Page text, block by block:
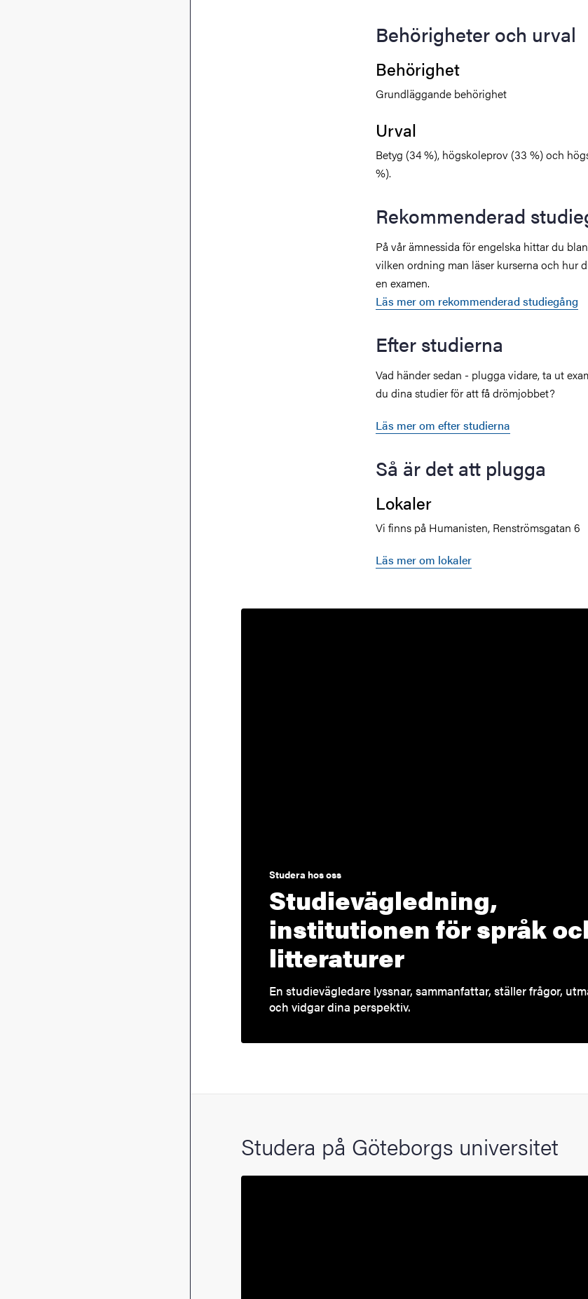
Behörigheter och urval
Behörighet
Grundläggande behörighet
Urval
Betyg (34 %), högskoleprov (33 %) och
%).
Rekommenderad
På vår ämnessida för engelska hittar du
vilken ordning man läser kurserna och hur
en examen.
Läs mer om rekommenderad studiegång
Efter studierna
Vad händer sedan - plugga vidare, ta ut
du dina studier för att få drömjobbet?
Läs mer om efter studierna
Så är det att plugga
Lokaler
Vi finns på Humanisten, Renströmsgatan 6
Läs mer om lokaler
Studera hos oss
Studievägledning,
institutionen för språk
litteraturer
En studievägledare lyssnar, sammanfattar, ställer frågor,
och vidgar dina perspektiv.
Studera på Göteborgs universitet